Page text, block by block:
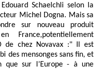
Schaelchli selon la
Michel Dogna. Mais sa
sur nouveau produit
de chez Novavax :" Il est
des mensonges sans fin, et
que sur l’Europe - à une